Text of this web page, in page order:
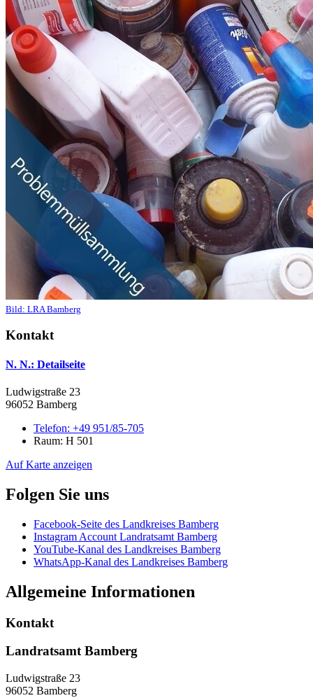
Bild: LRA Bamberg
Kontakt
N. N.: Detailseite
Ludwigstraße 23
96052 Bamberg
Telefon: +49 951/85-705
Raum: H 501
Auf Karte anzeigen
Folgen Sie uns
Facebook-Seite des Landkreises Bamberg
Instagram Account Landratsamt Bamberg
YouTube-Kanal des Landkreises Bamberg
WhatsApp-Kanal des Landkreises Bamberg
Allgemeine Informationen
Kontakt
Landratsamt Bamberg
Ludwigstraße 23
96052 Bamberg